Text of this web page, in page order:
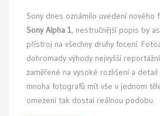
Sony dnes oznámilo uvedení nového
Sony Alpha 1, nestručnější popis by
přístroj na všechny druhy focení.
dohromady výhody nejvyšší
zaměřené na vysoké rozlišení a detail
mnoha fotografů mít vše v jednom
omezení tak dostal reálnou podobu.